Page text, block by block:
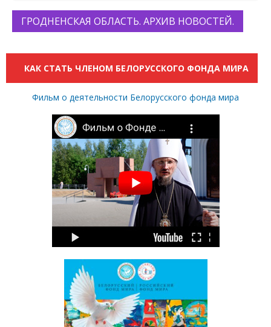
ГРОДНЕНСКАЯ ОБЛАСТЬ. АРХИВ НОВОСТЕЙ.
КАК СТАТЬ ЧЛЕНОМ БЕЛОРУССКОГО ФОНДА МИРА
Фильм о деятельности Белорусского фонда мира